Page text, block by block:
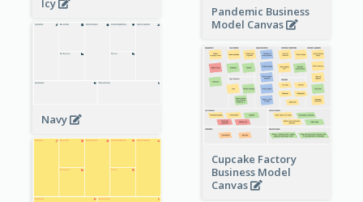
Icy
Pandemic Business
Model Canvas
Navy
Cupcake Factory
Business Model
Canvas